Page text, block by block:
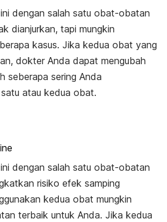
dengan salah satu obat-obatan
dianjurkan, tapi mungkin
kasus. Jika kedua obat yang
dokter Anda dapat mengubah
seberapa sering Anda
atau kedua obat.
dengan salah satu obat-obatan
risiko efek samping
kedua obat mungkin
terbaik untuk Anda. Jika kedua